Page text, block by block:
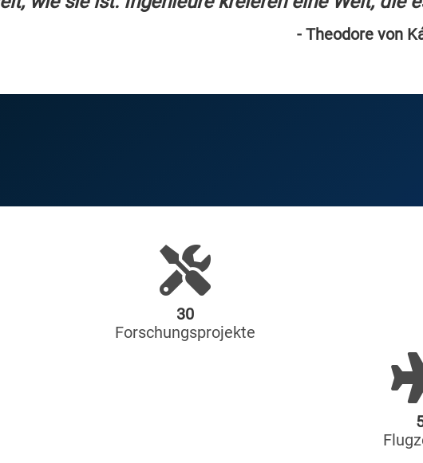
- Theodore von
30
Forschungsprojekte